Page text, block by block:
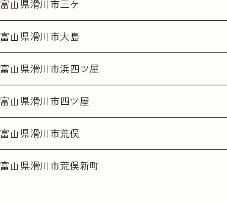
富山県滑川市三ケ
富山県滑川市大島
富山県滑川市浜四ツ屋
富山県滑川市四ツ屋
富山県滑川市荒俣
富山県滑川市荒俣新町